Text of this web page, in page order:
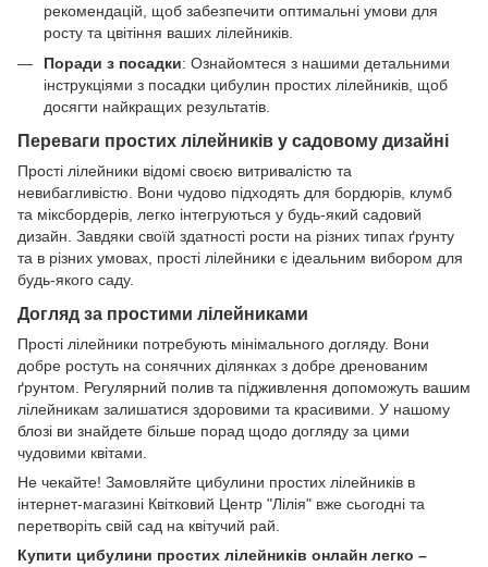
рекомендацій, щоб забезпечити оптимальні умови для
росту та цвітіння ваших лілейників.
Поради з посадки: Ознайомтеся з нашими детальними
інструкціями з посадки цибулин простих лілейників, щоб
досягти найкращих результатів.
Переваги простих лілейників у садовому дизайні
Прості лілейники відомі своєю витривалістю та
невибагливістю. Вони чудово підходять для бордюрів, клумб
та міксбордерів, легко інтегруються у будь-який садовий
дизайн. Завдяки своїй здатності рости на різних типах ґрунту
та в різних умовах, прості лілейники є ідеальним вибором для
будь-якого саду.
Догляд за простими лілейниками
Прості лілейники потребують мінімального догляду. Вони
добре ростуть на сонячних ділянках з добре дренованим
ґрунтом. Регулярний полив та підживлення допоможуть вашим
лілейникам залишатися здоровими та красивими. У нашому
блозі ви знайдете більше порад щодо догляду за цими
чудовими квітами.
Не чекайте! Замовляйте цибулини простих лілейників в
інтернет-магазині Квітковий Центр "Лілія" вже сьогодні та
перетворіть свій сад на квітучий рай.
Купити цибулини простих лілейників онлайн легко –